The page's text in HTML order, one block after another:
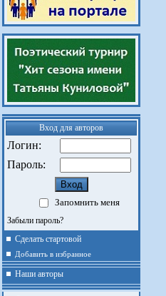
Вход для авторов
Логин:
Пароль:
Запомнить меня
Забыли пароль?
Сделать стартовой
Добавить в избранное
Наши авторы